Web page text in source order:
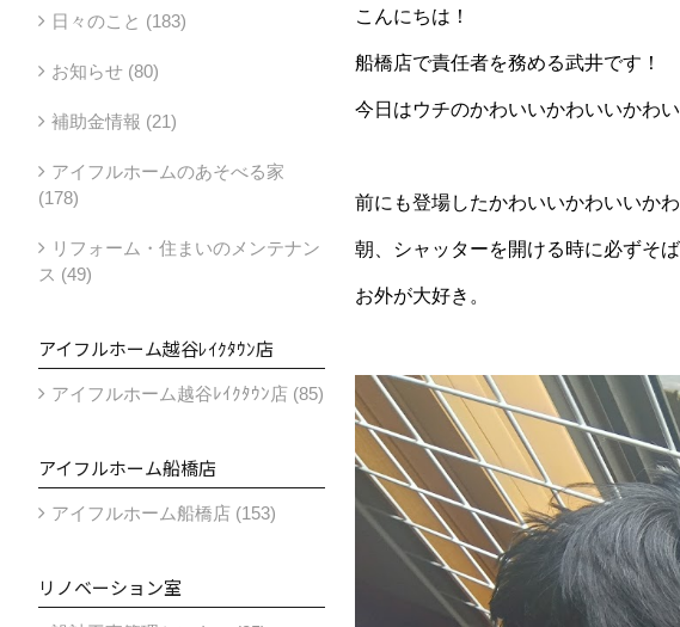
こんにちは！
船橋店で責任者を務める武井です！
今日はウチのかわいいかわいいかわ
前にも登場したかわいいかわいいか
朝、シャッターを開ける時に必ずそば
お外が大好き。
日々のこと (183)
お知らせ (80)
補助金情報 (21)
アイフルホームのあそべる家
(178)
リフォーム・住まいのメンテナン
ス (49)
アイフルホーム越谷ﾚｲｸﾀｳﾝ店
アイフルホーム越谷ﾚｲｸﾀｳﾝ店 (85)
アイフルホーム船橋店
アイフルホーム船橋店 (153)
リノベーション室